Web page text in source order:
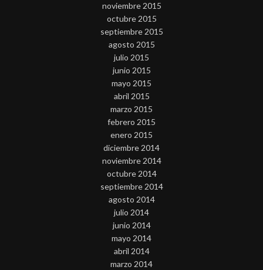
noviembre 2015
octubre 2015
septiembre 2015
agosto 2015
julio 2015
junio 2015
mayo 2015
abril 2015
marzo 2015
febrero 2015
enero 2015
diciembre 2014
noviembre 2014
octubre 2014
septiembre 2014
agosto 2014
julio 2014
junio 2014
mayo 2014
abril 2014
marzo 2014